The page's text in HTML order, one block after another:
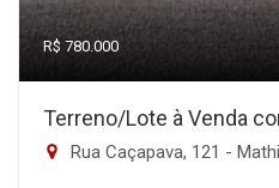
R$ 780.000
Terreno/Lote à Venda
Rua Caçapava, 121 -